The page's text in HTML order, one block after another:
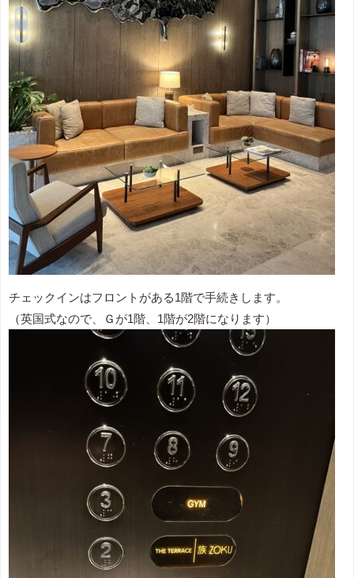
チェックインはフロントがある1階で手続きします。
（英国式なので、Ｇが1階、1階が2階になります）